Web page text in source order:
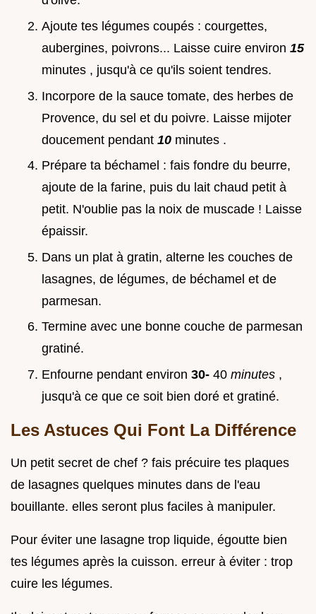
Ajoute tes légumes coupés : courgettes,
aubergines, poivrons... Laisse cuire environ 15
minutes , jusqu'à ce qu'ils soient tendres.
Incorpore de la sauce tomate, des herbes de
Provence, du sel et du poivre. Laisse mijoter
doucement pendant 10 minutes .
Prépare ta béchamel : fais fondre du beurre,
ajoute de la farine, puis du lait chaud petit à
petit. N'oublie pas la noix de muscade ! Laisse
épaissir.
Dans un plat à gratin, alterne les couches de
lasagnes, de légumes, de béchamel et de
parmesan.
Termine avec une bonne couche de parmesan
gratiné.
Enfourne pendant environ 30- 40 minutes ,
jusqu'à ce que ce soit bien doré et gratiné.
Les Astuces Qui Font La Différence
Un petit secret de chef ? fais précuire tes plaques
de lasagnes quelques minutes dans de l'eau
bouillante. elles seront plus faciles à manipuler.
Pour éviter une lasagne trop liquide, égoutte bien
tes légumes après la cuisson. erreur à éviter : trop
cuire les légumes.